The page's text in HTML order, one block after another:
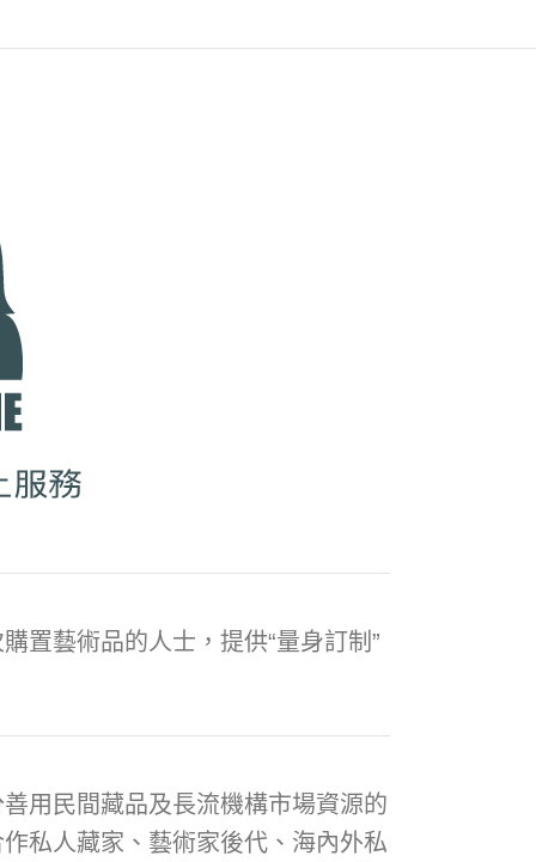
置藝術品的人士，提供“量身訂制”
用民間藏品及長流機構市場資源的
私人藏家、藝術家後代、海內外私